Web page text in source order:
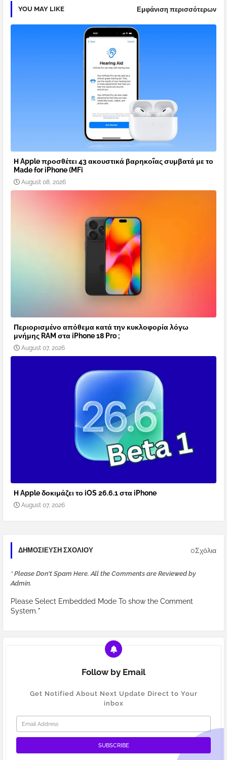
YOU MAY LIKE Εμφάνιση περισσότερων
Η Apple προσθέτει 43 ακουστικά βαρηκοΐας συμβατά με το
Made for iPhone (MFi
August 08, 2026
Περιορισμένο απόθεμα κατά την κυκλοφορία λόγω
μνήμης RAM στα iPhone 18 Pro ;
August 07, 2026
Η Apple δοκιμάζει το iOS 26.6.1 στα iPhone
August 07, 2026
ΔΗΜΟΣΊΕΥΣΗ ΣΧΟΛΊΟΥ 0Σχόλια
* Please Don't Spam Here. All the Comments are Reviewed by
Admin.
Please Select Embedded Mode To show the Comment
System.*
Follow by Email
Get Notified About Next Update Direct to Your
inbox